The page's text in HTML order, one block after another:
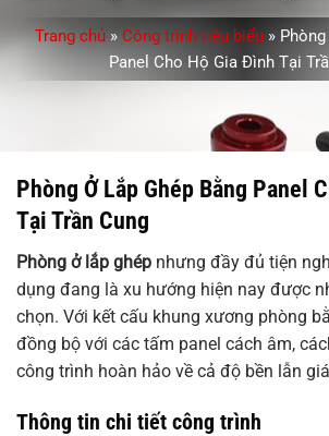
Trang chủ » Công trình tiêu biểu »
Panel Cho Hộ Gia Đình Tại
Phòng Ở Lắp Ghép Bằng Panel
Tại Trần Cung
Phòng ở lắp ghép nhưng đầy đủ tiện
dụng đang là xu hướng hiện nay được
chọn. Với kết cấu khung xương phòng
đồng bộ với các tấm panel cách âm,
công trình hoàn hảo về cả độ bền lẫn
Thông tin chi tiết công trình